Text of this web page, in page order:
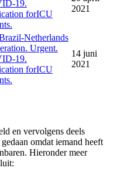
19.
forICU
2021
Netherlands
Urgent.
19.
forICU
14 juni
2021
en vervolgens deels
omdat iemand heeft
Hieronder meer